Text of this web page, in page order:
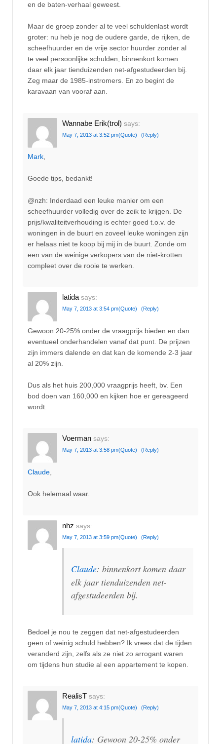
en de baten-verhaal geweest.
Maar de groep zonder al te veel schuldenlast wordt
groter: nu heb je nog de oudere garde, de rijken, de
scheefhuurder en de vrije sector huurder zonder al
te veel persoonlijke schulden, binnenkort komen
daar elk jaar tienduizenden net-afgestudeerden bij.
Zeg maar de 1985-instromers. En zo begint de
karavaan van vooraf aan.
Wannabe Erik(trol) says:
May 7, 2013 at 3:52 pm(Quote) (Reply)
Mark
Goede tips, bedankt!
@nzh: Inderdaad een leuke manier om een
scheefhuurder volledig over de zeik te krijgen. De
prijs/kwaliteitverhouding is echter goed t.o.v. de
woningen in de buurt en zoveel leuke woningen zijn
er helaas niet te koop bij mij in de buurt. Zonde om
een van de weinige verkopers van de niet-krotten
compleet over de rooie te werken.
latida says:
May 7, 2013 at 3:54 pm(Quote) (Reply)
Gewoon 20-25% onder de vraagprijs bieden en dan
eventueel onderhandelen vanaf dat punt. De prijzen
zijn immers dalende en dat kan de komende 2-3 jaar
al 20% zijn.
Dus als het huis 200,000 vraagprijs heeft, bv. Een
bod doen van 160,000 en kijken hoe er gereageerd
wordt.
Voerman says:
May 7, 2013 at 3:58 pm(Quote) (Reply)
Claude
Ook helemaal waar.
nhz says:
May 7, 2013 at 3:59 pm(Quote) (Reply)
Claude: binnenkort komen daar
elk jaar tienduizenden net-
afgestudeerden bij.
Bedoel je nou te zeggen dat net-afgestudeerden
geen of weinig schuld hebben? Ik vrees dat de tijden
veranderd zijn, zelfs als ze niet zo arrogant waren
om tijdens hun studie al een appartement te kopen.
RealisT says:
May 7, 2013 at 4:15 pm(Quote) (Reply)
latida: Gewoon 20-25% onder